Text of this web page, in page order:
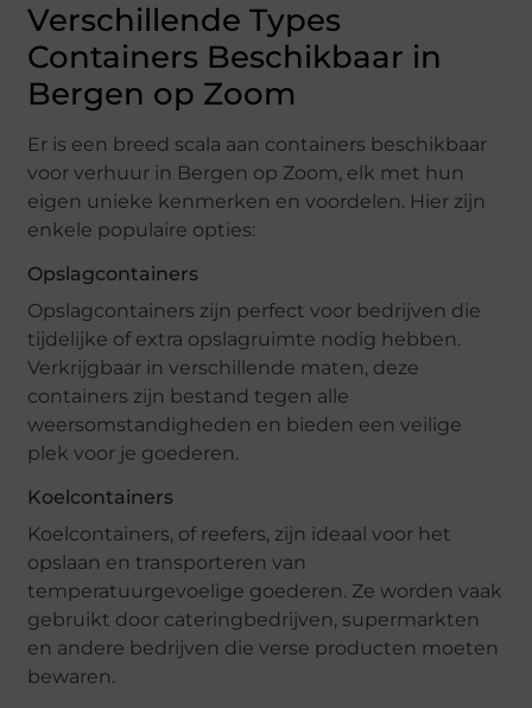
Verschillende Types
Containers Beschikbaar in
Bergen op Zoom
Er is een breed scala aan containers beschikbaar
voor verhuur in Bergen op Zoom, elk met hun
eigen unieke kenmerken en voordelen. Hier zijn
enkele populaire opties:
Opslagcontainers
Opslagcontainers zijn perfect voor bedrijven die
tijdelijke of extra opslagruimte nodig hebben.
Verkrijgbaar in verschillende maten, deze
containers zijn bestand tegen alle
weersomstandigheden en bieden een veilige
plek voor je goederen.
Koelcontainers
Koelcontainers, of reefers, zijn ideaal voor het
opslaan en transporteren van
temperatuurgevoelige goederen. Ze worden vaak
gebruikt door cateringbedrijven, supermarkten
en andere bedrijven die verse producten moeten
bewaren.